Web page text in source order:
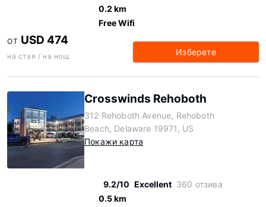
0.2 km
Free Wifi
ОТ USD 474
на стая / на нощ Изберете
Crosswinds Rehoboth
312 Rehoboth Avenue, Rehoboth
Beach, Delaware 19971, US
Покажи карта
9.2/10 Excellent 360 отзива
0.5 km